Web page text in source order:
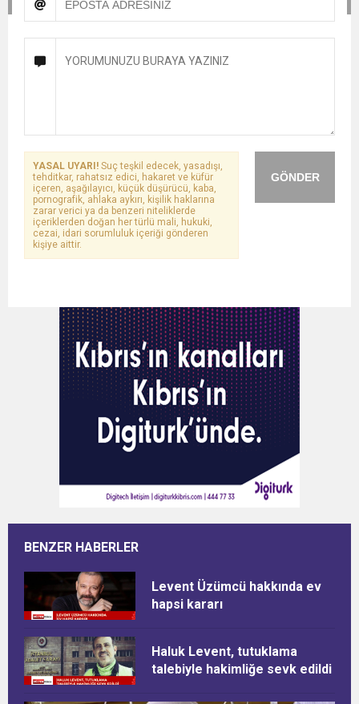
GÖNDER
YASAL UYARI! Suç teşkil edecek, yasadışı,
tehditkar, rahatsız edici, hakaret ve küfür
içeren, aşağılayıcı, küçük düşürücü, kaba,
pornografik, ahlaka aykırı, kişilik haklarına
zarar verici ya da benzeri niteliklerde
içeriklerden doğan her türlü mali, hukuki,
cezai, idari sorumluluk içeriği gönderen
kişiye aittir.
BENZER HABERLER
Levent Üzümcü hakkında ev
hapsi kararı
Haluk Levent, tutuklama
talebiyle hakimliğe sevk edildi